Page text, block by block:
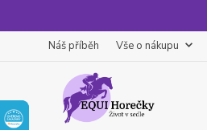
Náš příběh Vše o nákupu